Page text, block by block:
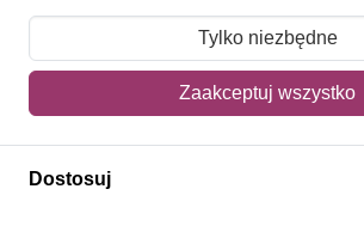
Moje zamówienia
Mój koszyk
Adres dostawy
Polecamy
Tylko niezbędne
Zaakceptuj wszystko
Dostosuj